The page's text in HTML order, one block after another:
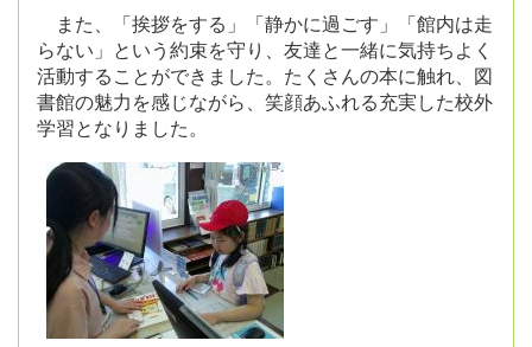
また、「挨拶をする」「静かに過ごす」「館内は走
らない」という約束を守り、友達と一緒に気持ちよく
活動することができました。たくさんの本に触れ、図
書館の魅力を感じながら、笑顔あふれる充実した校外
学習となりました。